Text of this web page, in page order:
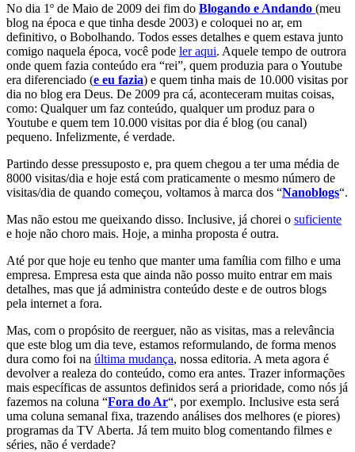
No dia 1º de Maio de 2009 dei fim do Blogando e Andando (meu
blog na época e que tinha desde 2003) e coloquei no ar, em
definitivo, o Bobolhando. Todos esses detalhes e quem estava junto
comigo naquela época, você pode ler aqui. Aquele tempo de outrora
onde quem fazia conteúdo era “rei”, quem produzia para o Youtube
era diferenciado (e eu fazia) e quem tinha mais de 10.000 visitas por
dia no blog era Deus. De 2009 pra cá, aconteceram muitas coisas,
como: Qualquer um faz conteúdo, qualquer um produz para o
Youtube e quem tem 10.000 visitas por dia é blog (ou canal)
pequeno. Infelizmente, é verdade.
Partindo desse pressuposto e, pra quem chegou a ter uma média de
8000 visitas/dia e hoje está com praticamente o mesmo número de
visitas/dia de quando começou, voltamos à marca dos “Nanoblogs“.
Mas não estou me queixando disso. Inclusive, já chorei o suficiente
e hoje não choro mais. Hoje, a minha proposta é outra.
Até por que hoje eu tenho que manter uma família com filho e uma
empresa. Empresa esta que ainda não posso muito entrar em mais
detalhes, mas que já administra conteúdo deste e de outros blogs
pela internet a fora.
Mas, com o propósito de reerguer, não as visitas, mas a relevância
que este blog um dia teve, estamos reformulando, de forma menos
dura como foi na última mudança, nossa editoria. A meta agora é
devolver a realeza do conteúdo, como era antes. Trazer informações
mais específicas de assuntos definidos será a prioridade, como nós já
fazemos na coluna “Fora do Ar“, por exemplo. Inclusive esta será
uma coluna semanal fixa, trazendo análises dos melhores (e piores)
programas da TV Aberta. Já tem muito blog comentando filmes e
séries, não é verdade?